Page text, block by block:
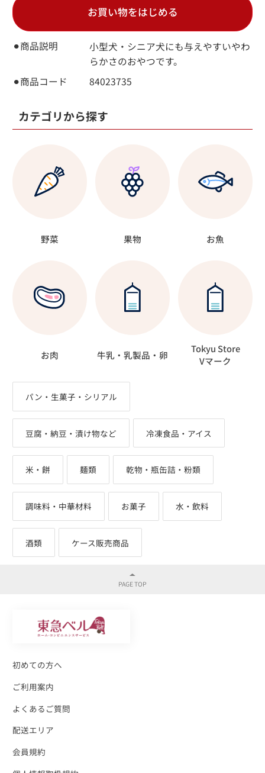
⚫︎商品説明
小型犬・シニア犬にも与えやすいやわ
らかさのおやつです。
⚫︎商品コード 84023735
お買い物をはじめる
カテゴリから探す
野菜 果物 お魚
お肉 牛乳・乳製品・卵
Tokyu Store
Vマーク
パン・生菓子・シリアル
豆腐・納豆・漬け物など 冷凍食品・アイス
米・餅 麺類 乾物・瓶缶詰・粉類
調味料・中華材料 お菓子 水・飲料
酒類 ケース販売商品
初めての方へ
ご利用案内
よくあるご質問
配送エリア
会員規約